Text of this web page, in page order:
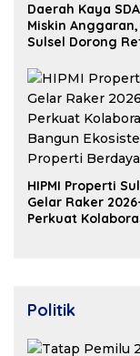
Daerah Kaya
Miskin Anggaran,
Sulsel Dorong
HIPMI Properti
Gelar Raker
Perkuat
Politik